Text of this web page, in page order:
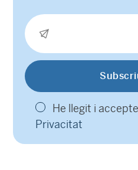
He llegit i
Privacitat